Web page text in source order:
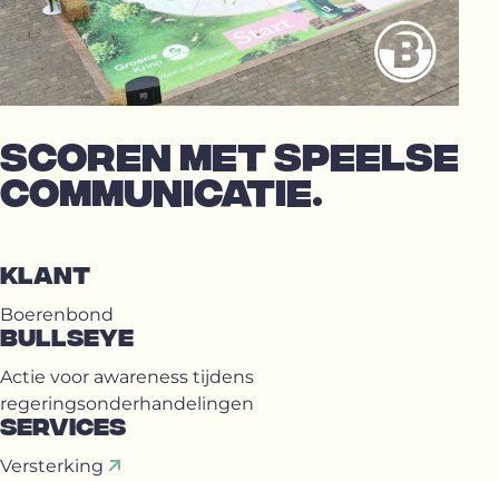
SCOREN MET SPEELSE
COMMUNICATIE.
KLANT
Boerenbond
BULLSEYE
Actie voor awareness tijdens
regeringsonderhandelingen
SERVICES
Versterking